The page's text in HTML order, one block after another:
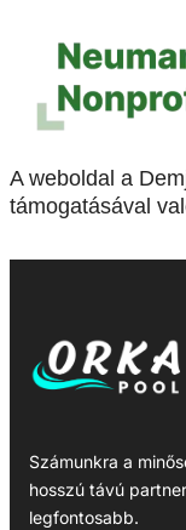
A weboldal a
támogatásával
Számunkra a
hosszú távú
legfontosabb.